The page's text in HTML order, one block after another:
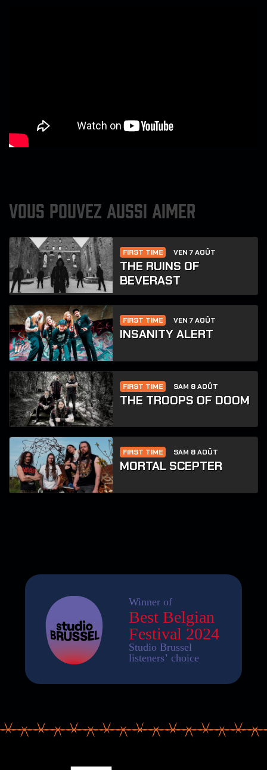
VOUS POUVEZ AUSSI AIMER
FIRST TIME VEN 7 AOÛT
THE RUINS OF
BEVERAST
FIRST TIME VEN 7 AOÛT
INSANITY ALERT
FIRST TIME SAM 8 AOÛT
THE TROOPS OF DOOM
FIRST TIME SAM 8 AOÛT
MORTAL SCEPTER